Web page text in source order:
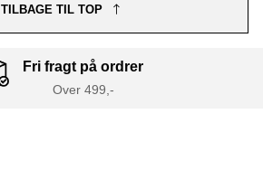
TILBAGE TIL TOP
Fri fragt på ordrer
Over 499,-